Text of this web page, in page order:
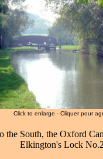
Click to enlarge - Cliquer pour
the South, the Oxford
Elkington's Lock